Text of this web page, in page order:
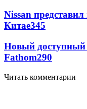
Nissan
Китае345
Новый доступный
Fathom290
Читать комментарии